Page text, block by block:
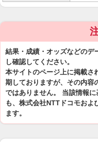
結果・成績・オッズなどのデ
し確認してください。
本サイトのページ上に掲載さ
期しておりますが、その内容
ではありません。 当該情報
も、株式会社NTTドコモおよ
ます。